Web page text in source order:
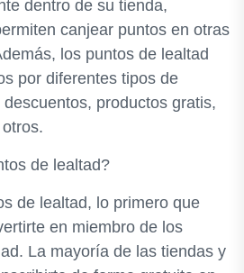
dentro de su tienda,
canjear puntos en otras
los puntos de lealtad
por diferentes tipos de
productos gratis,
de lealtad?
de lealtad, lo primero que
en miembro de los
La mayoría de las tiendas y